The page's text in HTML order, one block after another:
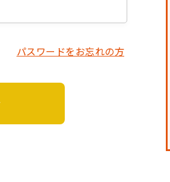
パスワードをお忘れの方